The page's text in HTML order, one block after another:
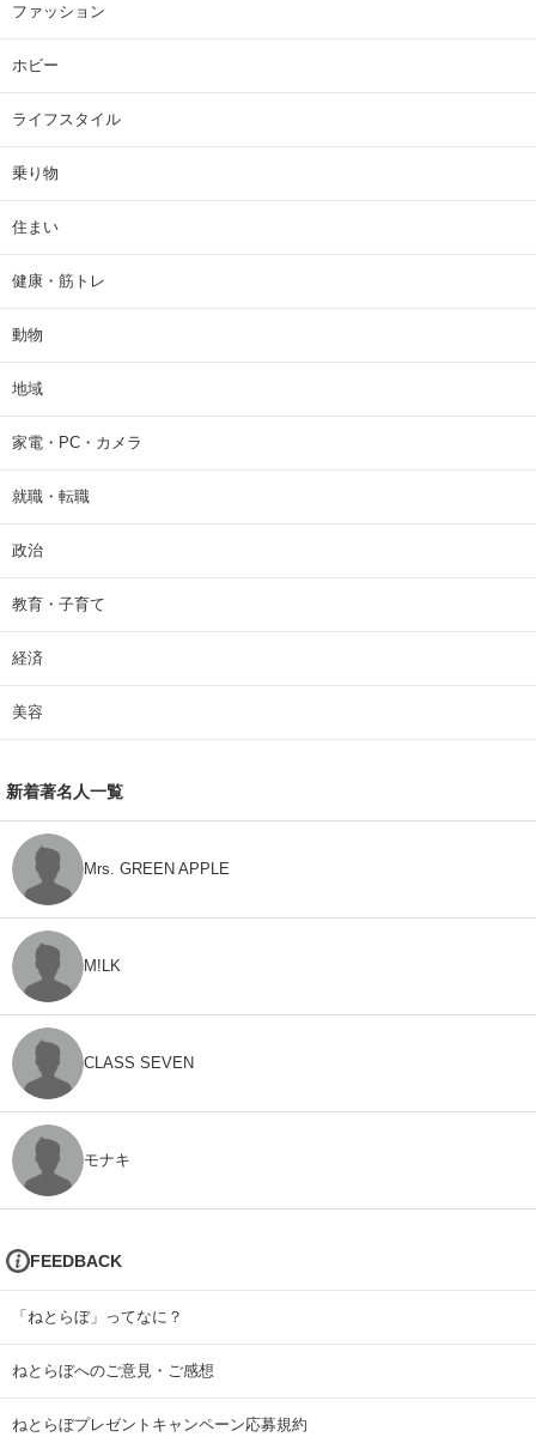
ファッション
ホビー
ライフスタイル
乗り物
住まい
健康・筋トレ
動物
地域
家電・PC・カメラ
就職・転職
政治
教育・子育て
経済
美容
新着著名人一覧
Mrs. GREEN APPLE
M!LK
CLASS SEVEN
モナキ
FEEDBACK
「ねとらぼ」ってなに？
ねとらぼへのご意見・ご感想
ねとらぼプレゼントキャンペーン応募規約